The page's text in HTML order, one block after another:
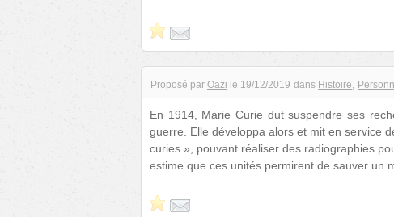
Proposé par Oazi le 19/12/2019 dans Histoire
En 1914, Marie Curie dut suspendre ses
guerre. Elle développa alors et mit en service
curies », pouvant réaliser des radiographies
estime que ces unités permirent de sauver un